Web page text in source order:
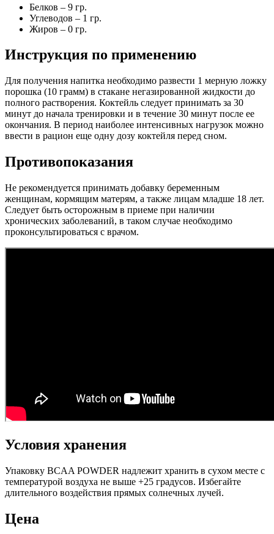
Белков – 9 гр.
Углеводов – 1 гр.
Жиров – 0 гр.
Инструкция по применению
Для получения напитка необходимо развести 1 мерную ложку
порошка (10 грамм) в стакане негазированной жидкости до
полного растворения. Коктейль следует принимать за 30
минут до начала тренировки и в течение 30 минут после ее
окончания. В период наиболее интенсивных нагрузок можно
ввести в рацион еще одну дозу коктейля перед сном.
Противопоказания
Не рекомендуется принимать добавку беременным
женщинам, кормящим матерям, а также лицам младше 18 лет.
Следует быть осторожным в приеме при наличии
хронических заболеваний, в таком случае необходимо
проконсультироваться с врачом.
Условия хранения
Упаковку BCAA POWDER надлежит хранить в сухом месте с
температурой воздуха не выше +25 градусов. Избегайте
длительного воздействия прямых солнечных лучей.
Цена